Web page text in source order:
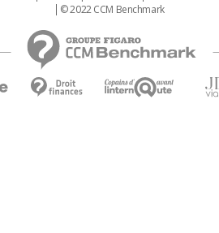
© 2022 CCM Benchmark